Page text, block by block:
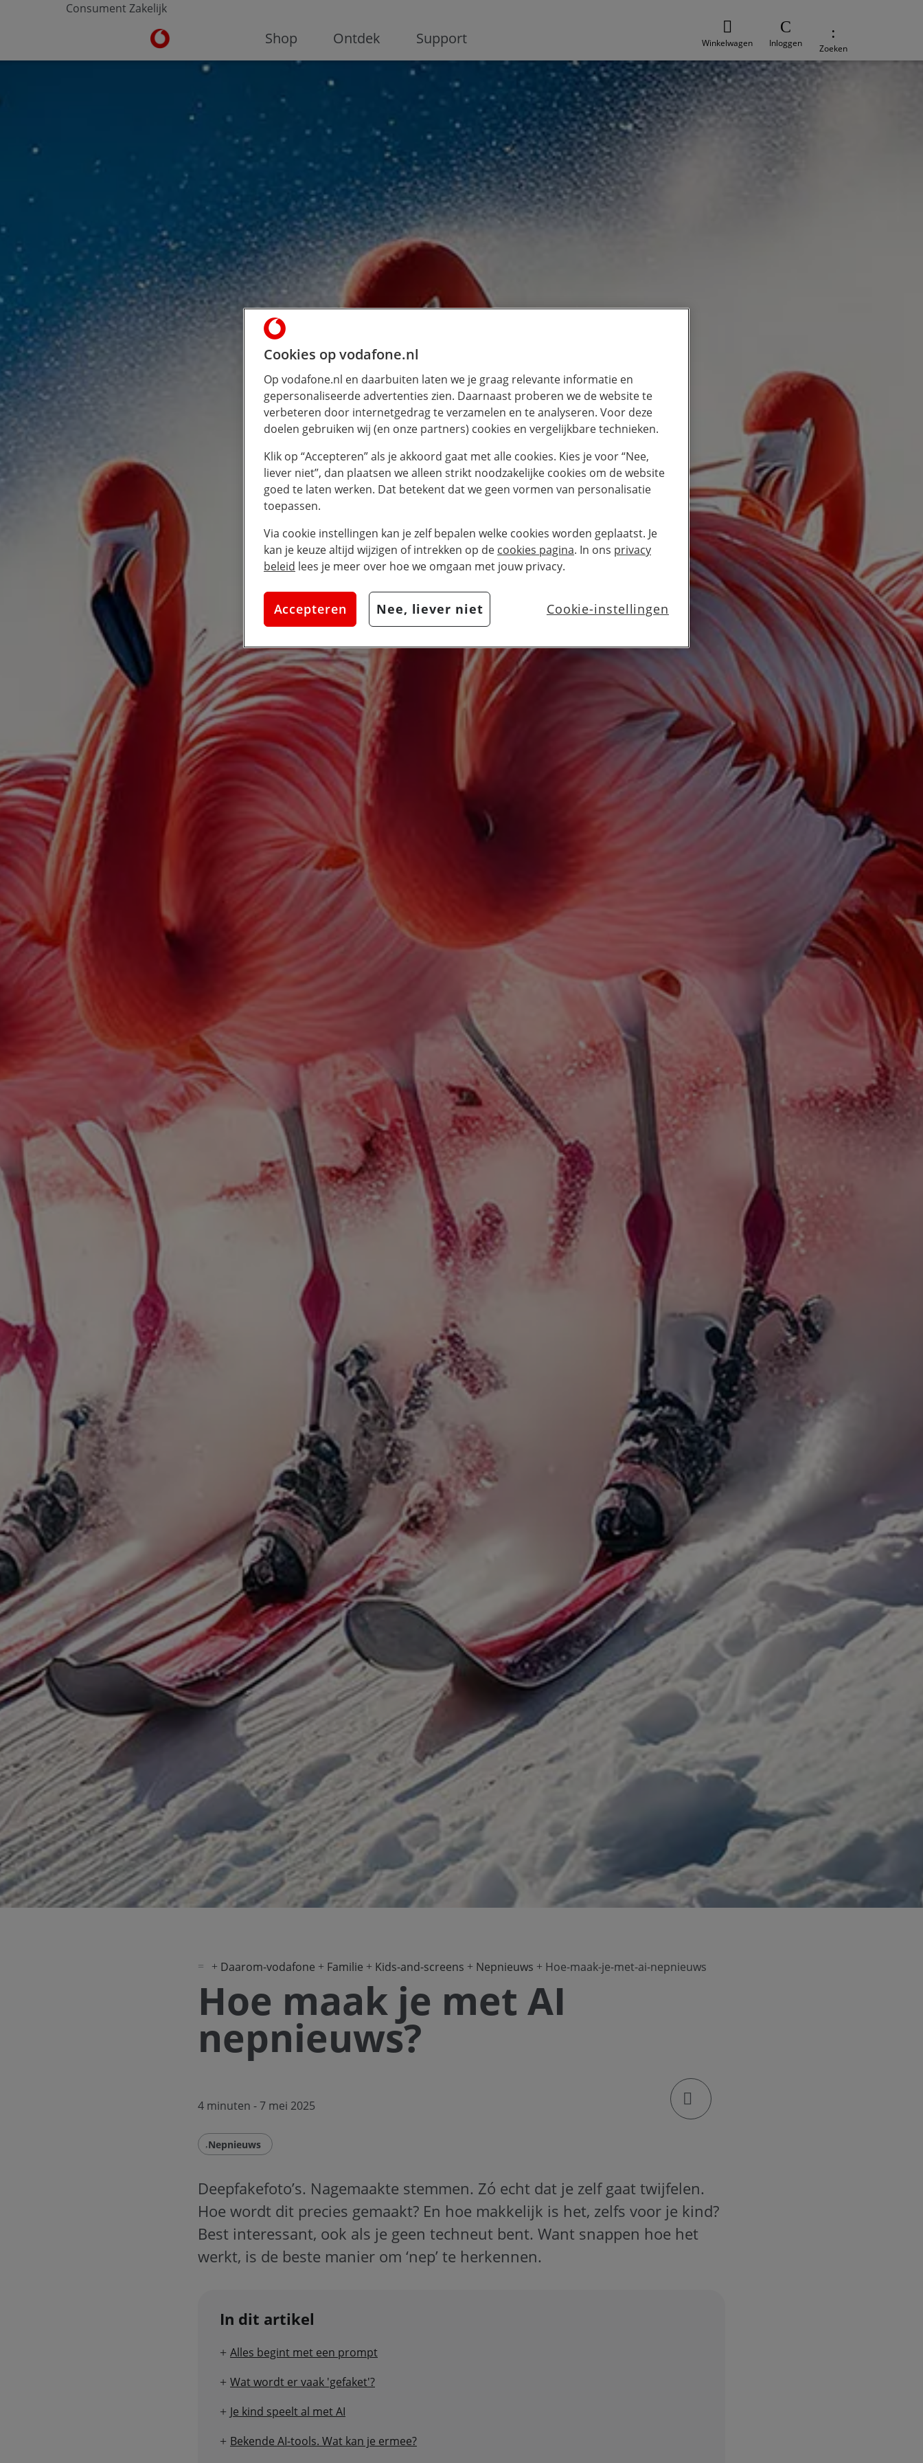
Consument Zakelijk
Ga naar de Vodafone homepage
Shop Ontdek Support Winkelwagen Inloggen Zoeken
Daarom-vodafone Familie Kids-and-screens Nepnieuws Hoe-maak-je-met-ai-nepnieuws
Hoe maak je met AI
nepnieuws?
4 minuten - 7 mei 2025
klik om de deellinks te openen
Nepnieuws
Deepfakefoto’s. Nagemaakte stemmen. Zó echt dat je zelf gaat twijfelen.
Hoe wordt dit precies gemaakt? En hoe makkelijk is het, zelfs voor je kind?
Best interessant, ook als je geen techneut bent. Want snappen hoe het
werkt, is de beste manier om ‘nep’ te herkennen.
In dit artikel
Alles begint met een prompt
Wat wordt er vaak 'gefaket'?
Je kind speelt al met AI
Bekende AI-tools. Wat kan je ermee?
Cookies op vodafone.nl
Op vodafone.nl en daarbuiten laten we je graag relevante informatie en
gepersonaliseerde advertenties zien. Daarnaast proberen we de website te
verbeteren door internetgedrag te verzamelen en te analyseren. Voor deze
doelen gebruiken wij (en onze partners) cookies en vergelijkbare technieken.
Klik op “Accepteren” als je akkoord gaat met alle cookies. Kies je voor “Nee,
liever niet”, dan plaatsen we alleen strikt noodzakelijke cookies om de website
goed te laten werken. Dat betekent dat we geen vormen van personalisatie
toepassen.
Via cookie instellingen kan je zelf bepalen welke cookies worden geplaatst. Je
kan je keuze altijd wijzigen of intrekken op de cookies pagina. In ons privacy
beleid lees je meer over hoe we omgaan met jouw privacy.
Accepteren Nee, liever niet Cookie-instellingen